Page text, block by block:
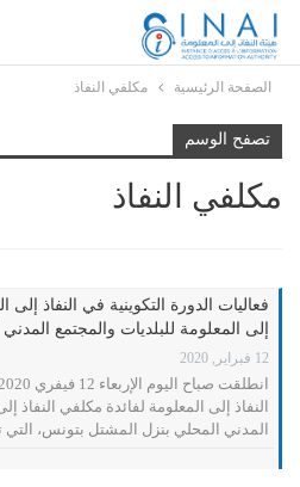
الصفحة الرئيسية مكلفي النفاذ
تصفح الوسم
مكلفي النفاذ
فعاليات الدورة التكوينية في النفاذ إلى
إلى المعلومة للبلديات والمجتمع
12 فبراير, 2020
النفاذ إلى المعلومة لفائدة مكلفي النفاذ
المدني المحلي بنزل المشتل بتونس،